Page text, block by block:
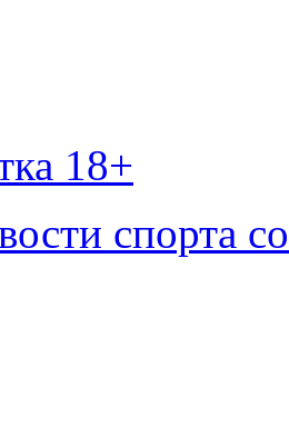
18+
спорта